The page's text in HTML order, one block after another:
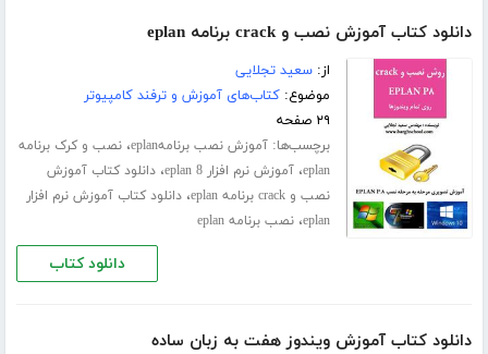
دانلود کتاب آموزش نصب و crack برنامه eplan
از:سعید تجلایی
موضوع:کتاب‌های آموزش و ترفند کامپیوتر
۲۹ صفحه
برچسب‌ها:آموزش نصب برنامهeplan ،نصب و کرک برنامه
eplan،آموزش نرم افزار eplan 8 ،دانلود کتاب آموزش
نصب و crack برنامه eplan
،دانلود کتاب آموزش نرم افزار
eplan،نصب برنامه eplan
دانلود کتاب
دانلود کتاب آموزش ویندوز هفت به زبان ساده